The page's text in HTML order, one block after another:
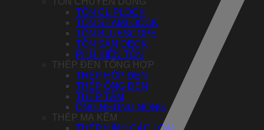
TÔN CLIPLOCK
TÔN SEAMLOOCK
TÔN BLUESCOPE
TÔN SÀN DECK
PHỤ KIỆN TÔN
THÉP ĐEN TỔNG HỢP
THÉP HỘP ĐEN
THÉP ỐNG ĐEN
THÉP TẤM
ỐNG NHÚNG NÓNG
THÉP MẠ KẼM